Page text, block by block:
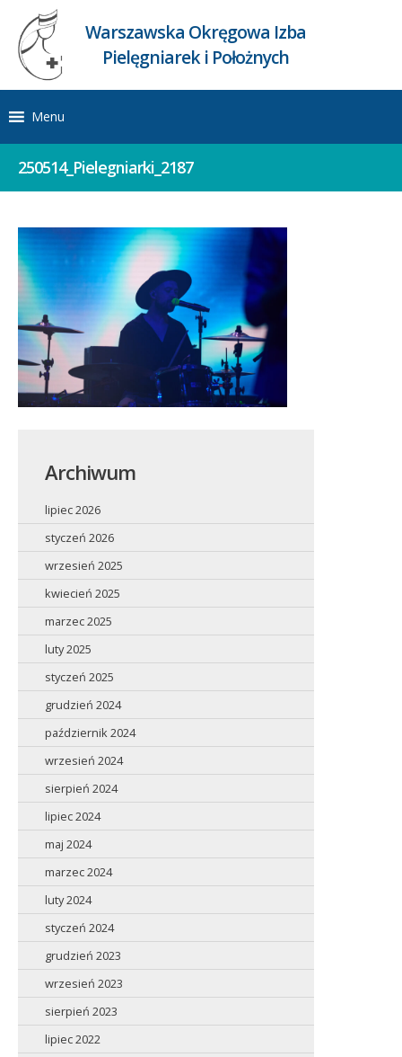
Warszawska Okręgowa Izba
Pielęgniarek i Położnych
Menu
250514_Pielegniarki_2187
Archiwum
lipiec 2026
styczeń 2026
wrzesień 2025
kwiecień 2025
marzec 2025
luty 2025
styczeń 2025
grudzień 2024
październik 2024
wrzesień 2024
sierpień 2024
lipiec 2024
maj 2024
marzec 2024
luty 2024
styczeń 2024
grudzień 2023
wrzesień 2023
sierpień 2023
lipiec 2022